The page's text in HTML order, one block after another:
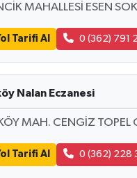
MAHALLESİ ESEN
Tarifi Al 0 (362) 791
Nalan Eczanesi
MAH. CENGİZ TOPEL
Tarifi Al 0 (362) 228